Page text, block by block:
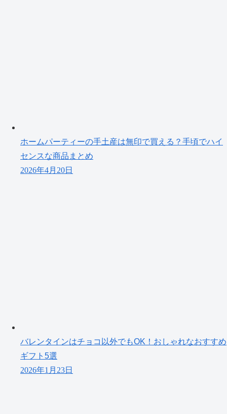
ホームパーティーの手土産は無印で買える？手頃でハイ
センスな商品まとめ
2026年4月20日
バレンタインはチョコ以外でもOK！おしゃれなおすすめ
ギフト5選
2026年1月23日